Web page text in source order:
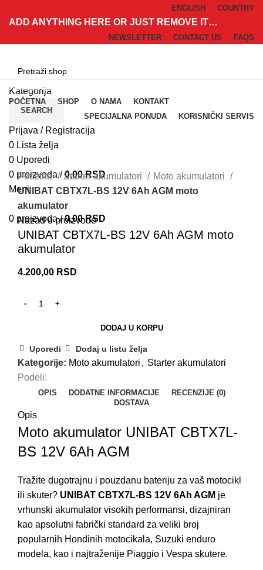
ENGLISH COUNTRY
ADD ANYTHING HERE OR JUST REMOVE IT…
NEWSLETTER CONTACT US FAQS
Kategorija
SEARCH
Prijava / Registracija
0 Lista želja
0 Uporedi
0 proizvoda / 0,00RSD
Meni
0 proizvoda / 0,00RSD
Kategorije
POČETNA SHOP O NAMA
KONTAKT
SPECIJALNA PONUDA
KORISNIČKI SERVIS
Klik za uvećanje
Početna
Starter akumulatori
Moto akumulatori
UNIBAT CBTX7L-BS 12V 6Ah AGM moto
akumulator
Nazad u proizvode
UNIBAT CBTX7L-BS 12V 6Ah AGM moto
akumulator
4.200,00 RSD
DODAJ U KORPU
Uporedi Dodaj u listu želja
Kategorije: Moto akumulatori , Starter akumulatori
Podeli:
OPIS DODATNE INFORMACIJE
RECENZIJE (0)
DOSTAVA
Opis
Moto akumulator UNIBAT CBTX7L-
BS 12V 6Ah AGM
Tražite dugotrajnu i pouzdanu bateriju za vaš motocikl
ili skuter? UNIBAT CBTX7L-BS 12V 6Ah AGM je
vrhunski akumulator visokih performansi, dizajniran
kao apsolutni fabrički standard za veliki broj
popularnih Hondinih motocikala, Suzuki enduro
modela, kao i najtraženije Piaggio i Vespa skutere.